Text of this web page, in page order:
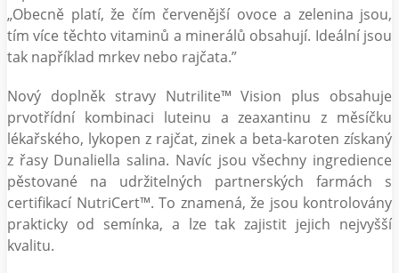
„Obecně platí, že čím červenější ovoce a zelenina jsou,
tím více těchto vitaminů a minerálů obsahují. Ideální jsou
tak například mrkev nebo rajčata.”
Nový doplněk stravy Nutrilite™ Vision plus obsahuje
prvotřídní kombinaci luteinu a zeaxantinu z měsíčku
lékařského, lykopen z rajčat, zinek a beta-karoten získaný
z řasy Dunaliella salina. Navíc jsou všechny ingredience
pěstované na udržitelných partnerských farmách s
certifikací NutriCert™. To znamená, že jsou kontrolovány
prakticky od semínka, a lze tak zajistit jejich nejvyšší
kvalitu.